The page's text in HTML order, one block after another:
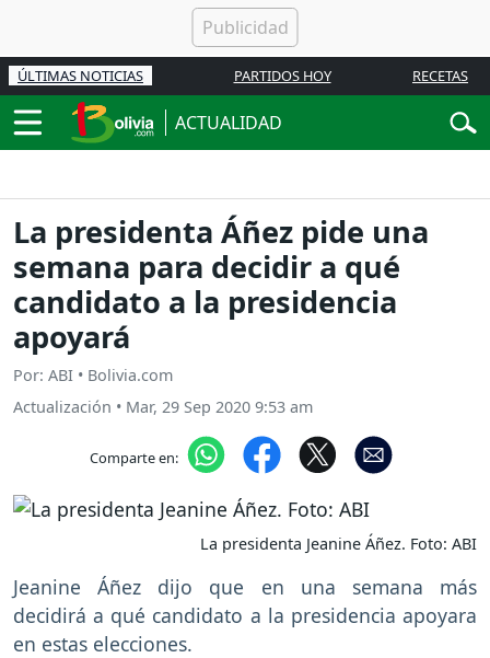
ÚLTIMAS NOTICIAS PARTIDOS HOY RECETAS
ACTUALIDAD
La presidenta Áñez pide una
semana para decidir a qué
candidato a la presidencia
apoyará
Por: ABI • Bolivia.com
Actualización • Mar, 29 Sep 2020 9:53 am
Comparte en:
La presidenta Jeanine Áñez. Foto: ABI
Jeanine Áñez dijo que en una semana más
decidirá a qué candidato a la presidencia apoyara
en estas elecciones.